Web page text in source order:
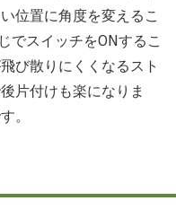
位置に角度を変えるこ
でスイッチをONするこ
び散りにくくなるスト
片付けも楽になりま
。